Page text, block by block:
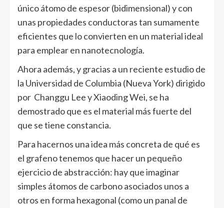
único átomo de espesor (bidimensional) y con
unas propiedades conductoras tan sumamente
eficientes que lo convierten en un material ideal
para emplear en nanotecnología.
Ahora además, y gracias a un reciente estudio de
la Universidad de Columbia (Nueva York) dirigido
por Changgu Lee y Xiaoding Wei, se ha
demostrado que es el material más fuerte del
que se tiene constancia.
Para hacernos una idea más concreta de qué es
el grafeno tenemos que hacer un pequeño
ejercicio de abstracción: hay que imaginar
simples átomos de carbono asociados unos a
otros en forma hexagonal (como un panal de